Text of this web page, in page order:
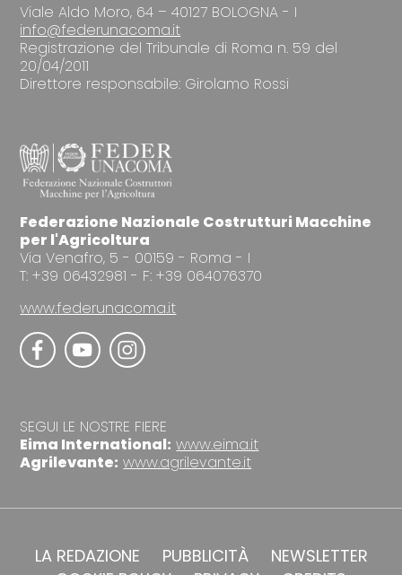
Viale Aldo Moro, 64 – 40127 BOLOGNA - I
info@federunacoma.it
Registrazione del Tribunale di Roma n. 59 del
20/04/2011
Direttore responsabile: Girolamo Rossi
Federazione Nazionale Costrutturi Macchine
per l'Agricoltura
Via Venafro, 5 - 00159 - Roma - I
T: +39 06432981 - F: +39 064076370
www.federunacoma.it
SEGUI LE NOSTRE FIERE
Eima International: www.eima.it
Agrilevante: www.agrilevante.it
LA REDAZIONE PUBBLICITÀ
NEWSLETTER